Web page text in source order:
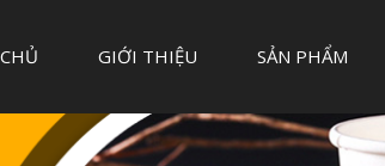
GIỚI THIỆU SẢN PHẨM